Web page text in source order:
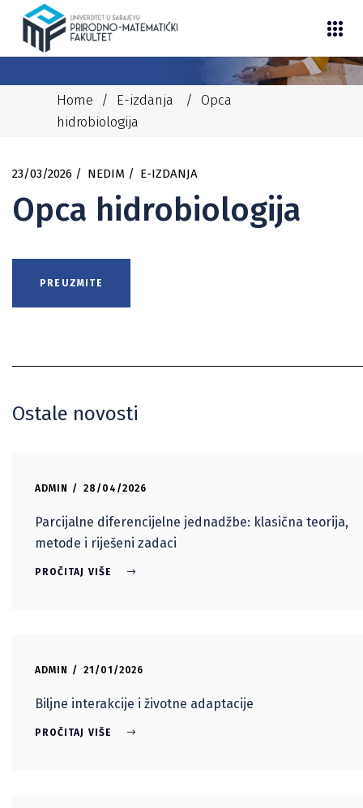
Home / E-izdanja / Opca
hidrobiologija
23/03/2026 NEDIM E-IZDANJA
Opca hidrobiologija
PREUZMITE
Ostale novosti
ADMIN 28/04/2026
Parcijalne diferencijelne jednadžbe: klasična teorija,
metode i riješeni zadaci
PROČITAJ VIŠE
ADMIN 21/01/2026
Biljne interakcije i životne adaptacije
PROČITAJ VIŠE